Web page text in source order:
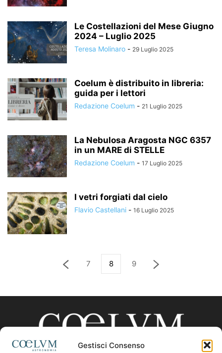
Gestisci Consenso
Le Costellazioni del Mese Giugno
2024 – Luglio 2025
Teresa Molinaro - 29 Luglio 2025
Coelum è distribuito in libreria:
guida per i lettori
Redazione Coelum - 21 Luglio 2025
La Nebulosa Aragosta NGC 6357
in un MARE di STELLE
Redazione Coelum - 17 Luglio 2025
I vetri forgiati dal cielo
Flavio Castellani - 16 Luglio 2025
7 8 9